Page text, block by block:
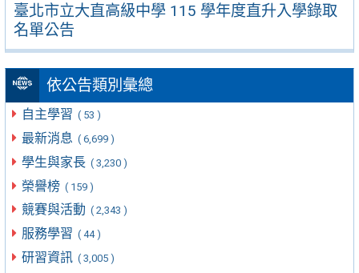
臺北市立大直高級中學 115 學年度直升入學錄取
名單公告
依公告類別彙總
自主學習 ( 53 )
最新消息 ( 6,699 )
學生與家長 ( 3,230 )
榮譽榜 ( 159 )
競賽與活動 ( 2,343 )
服務學習 ( 44 )
研習資訊 ( 3,005 )